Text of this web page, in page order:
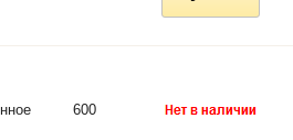
600